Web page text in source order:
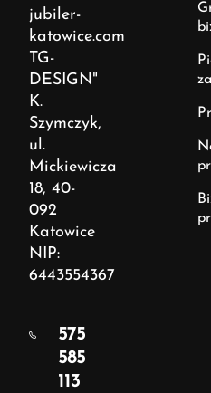
jubiler-
katowice.com
TG-
DESIGN"
K.
Szymczyk,
ul.
Mickiewicza
18, 40-
092
Katowice
NIP:
6443554367
575
585
113